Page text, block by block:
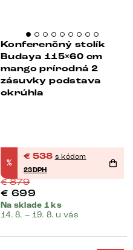
Konferenčný stolík
Budaya 115×60 cm
mango prírodná 2
zásuvky podstava
okrúhla
%
€ 538 s kódom
23DPH
€879
€ 699
Na sklade 1 ks
14. 8. – 19. 8. u vás